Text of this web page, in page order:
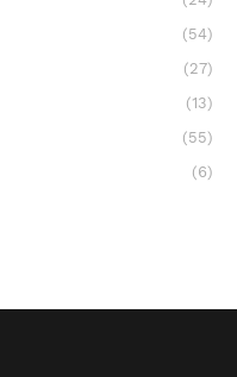
(54)
(27)
(13)
(55)
(6)